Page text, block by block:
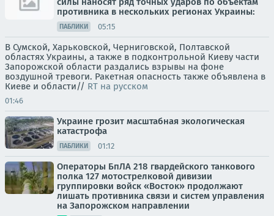
противника в нескольких регионах Украины:
ПАБЛИКИ 05:15
В Сумской, Харьковской, Черниговской, Полтавской
областях Украины, а также в подконтрольной Киеву части
Запорожской области раздались взрывы на фоне
воздушной тревоги. Ракетная опасность также объявлена в
Киеве и области// RT на русском
01:46
Украине грозит масштабная экологическая
катастрофа
ПАБЛИКИ 01:12
Операторы БпЛА 218 гвардейского танкового
полка 127 мотострелковой дивизии
группировки войск «Восток» продолжают
лишать противника связи и систем управления
на Запорожском направлении